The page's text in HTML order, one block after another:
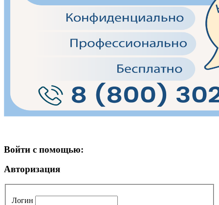
Войти с помощью:
Авторизация
Логин